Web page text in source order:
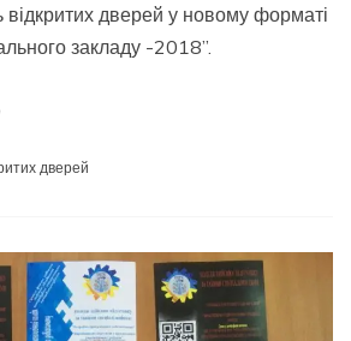
відкритих дверей у новому форматі
закладу -2018”.
дверей